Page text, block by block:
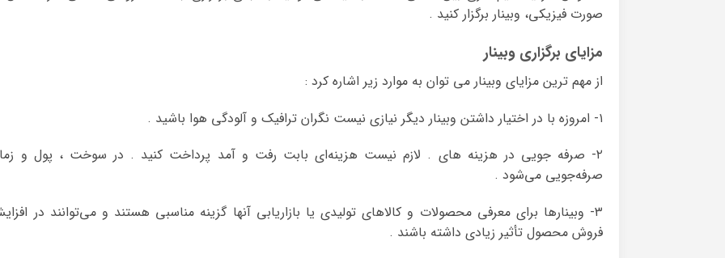
صورت فیزیکی، وبینار برگزار کنید .
مزایای برگزاری وبینار
از مهم ترین مزایای وبینار می توان به موارد زیر اشاره کرد :
۱- امروزه با در اختیار داشتن وبینار دیگر نیازی نیست نگران ترافیک و آلودگی هوا باشید .
۲- صرفه جویی در هزینه های . لازم نیست هزینه‌ای بابت رفت و آمد پرداخت کنید . در سوخت ، پول و
صرفه‌جویی می‌شود .
۳- وبینارها برای معرفی محصولات و کالاهای تولیدی یا بازاریابی آنها گزینه‌ مناسبی هستند و می‌توانند در
فروش محصول تأثیر زیادی داشته باشند .